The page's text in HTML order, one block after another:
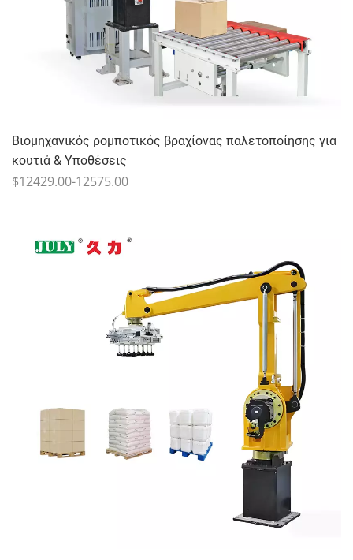
Βιομηχανικός ρομποτικός βραχίονας παλετοποίησης για
κουτιά & Υποθέσεις
$12429.00-12575.00